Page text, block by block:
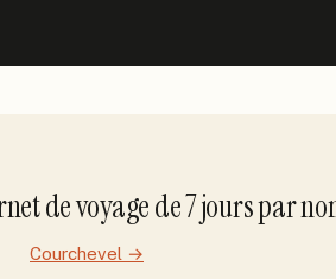
de voyage de7jourspar
Courchevel →